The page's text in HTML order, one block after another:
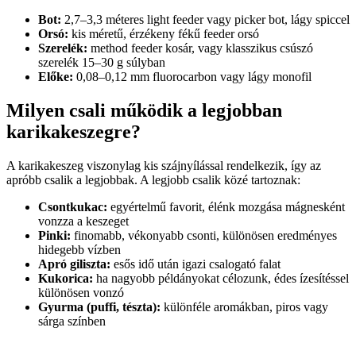
Bot: 2,7–3,3 méteres light feeder vagy picker bot, lágy spiccel
Orsó: kis méretű, érzékeny fékű feeder orsó
Szerelék: method feeder kosár, vagy klasszikus csúszó
szerelék 15–30 g súlyban
Előke: 0,08–0,12 mm fluorocarbon vagy lágy monofil
Milyen csali működik a legjobban
karikakeszegre?
A karikakeszeg viszonylag kis szájnyílással rendelkezik, így az
apróbb csalik a legjobbak. A legjobb csalik közé tartoznak:
Csontkukac: egyértelmű favorit, élénk mozgása mágnesként
vonzza a keszeget
Pinki: finomabb, vékonyabb csonti, különösen eredményes
hidegebb vízben
Apró giliszta: esős idő után igazi csalogató falat
Kukorica: ha nagyobb példányokat célozunk, édes ízesítéssel
különösen vonzó
Gyurma (puffi, tészta): különféle aromákban, piros vagy
sárga színben